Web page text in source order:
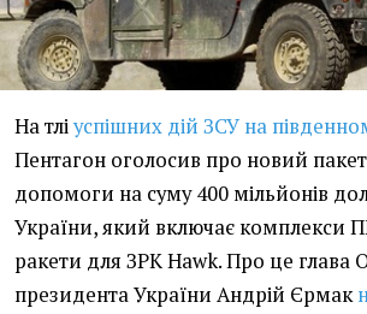
На тліуспішних дій ЗСУ на
Пентагон оголосив про новий пакет
допомоги на суму 400 мільйонів
України, який включає комплекси
ракети для ЗРК Hawk. Про це глава
президента України Андрій Єрмак